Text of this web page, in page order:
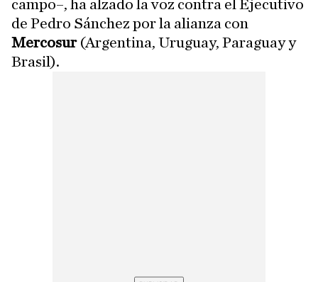
campo–, ha alzado la voz contra el Ejecutivo
de Pedro Sánchez por la alianza con
Mercosur(Argentina, Uruguay, Paraguay y
Brasil).